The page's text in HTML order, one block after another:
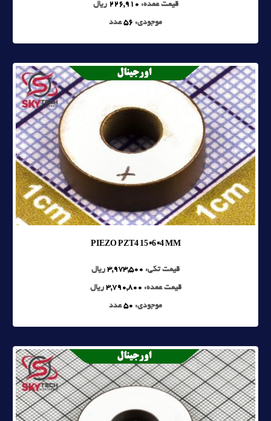
قیمت عمده: 226,910 ریال
موجودی: 56عدد
PIEZO PZT4 15*6*4 MM
قیمت تکی: 3,973,500 ریال
قیمت عمده: 3,790,800 ریال
موجودی: 50عدد